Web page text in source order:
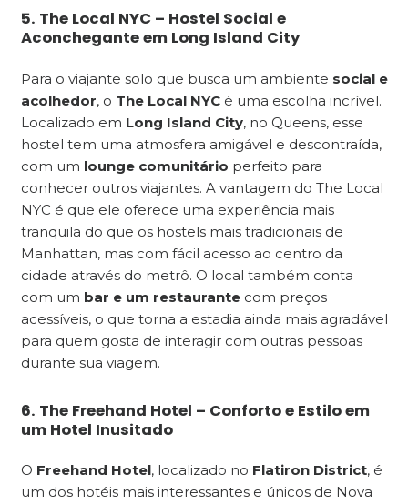
5. The Local NYC – Hostel Social e
Aconchegante em Long Island City
Para o viajante solo que busca um ambiente social e
acolhedor, o The Local NYCé uma escolha incrível.
Localizado em Long Island City, no Queens, esse
hostel tem uma atmosfera amigável e descontraída,
com um lounge comunitário perfeito para
conhecer outros viajantes. A vantagem do The Local
NYC é que ele oferece uma experiência mais
tranquila do que os hostels mais tradicionais de
Manhattan, mas com fácil acesso ao centro da
cidade através do metrô. O local também conta
com um bar e um restaurantecom preços
acessíveis, o que torna a estadia ainda mais agradável
para quem gosta de interagir com outras pessoas
durante sua viagem.
6. The Freehand Hotel – Conforto e Estilo em
um Hotel Inusitado
O Freehand Hotel, localizado no Flatiron District, é
um dos hotéis mais interessantes e únicos de Nova